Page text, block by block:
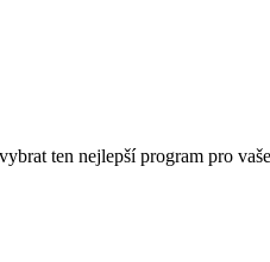
ten nejlepší program pro